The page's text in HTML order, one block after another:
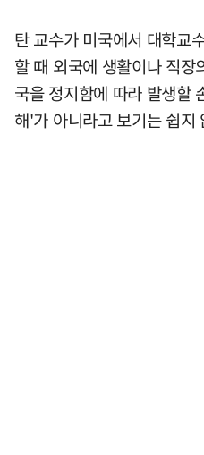
탄 교수가 미국에서 대학교
할 때 외국에 생활이나 직
국을 정지함에 따라 발생할
해'가 아니라고 보기는 쉽지